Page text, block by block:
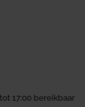
17:00 bereikbaar